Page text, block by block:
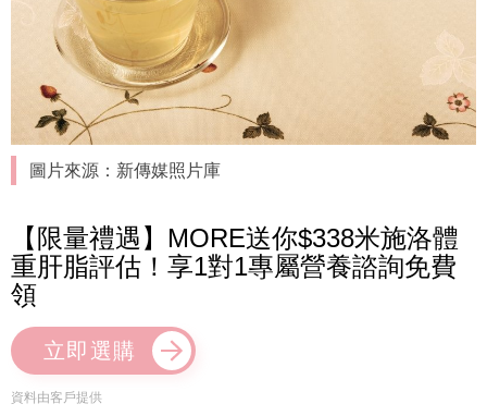
圖片來源：新傳媒照片庫
【限量禮遇】MORE送你$338米施洛體
重肝脂評估！享1對1專屬營養諮詢免費
領
立即選購
資料由客戶提供